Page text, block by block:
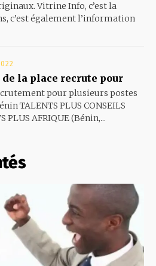
Vitrine Info, c’est la
c’est également l’information
la place recrute pour
pour plusieurs postes
TALENTS PLUS CONSEILS
PLUS AFRIQUE (Bénin,...